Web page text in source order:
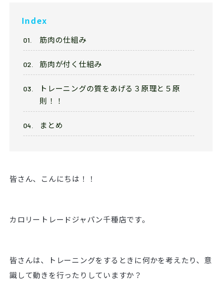
Index
筋肉の仕組み
筋肉が付く仕組み
トレーニングの質をあげる３原理と５原
則！！
まとめ
皆さん、こんにちは！！
カロリートレードジャパン千種店です。
皆さんは、トレーニングをするときに何かを考えたり、意
識して動きを行ったりしていますか？